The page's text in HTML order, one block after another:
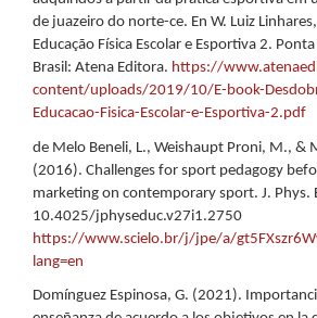
de juazeiro do norte-ce. En W. Luiz
Educação Física Escolar e Esportiva 2.
Brasil: Atena Editora. https://
content/uploads/2019/10/E-book-
Educacao-Fisica-Escolar-e-Esportiva-2.pdf
de Melo Beneli, L., Weishaupt Proni, M., &
(2016). Challenges for sport pedagogy
marketing on contemporary sport. J. Phys.
10.4025/jphyseduc.v27i1.2750
https://www.scielo.br/j/jpe/a/
lang=en
Domínguez Espinosa, G. (2021).